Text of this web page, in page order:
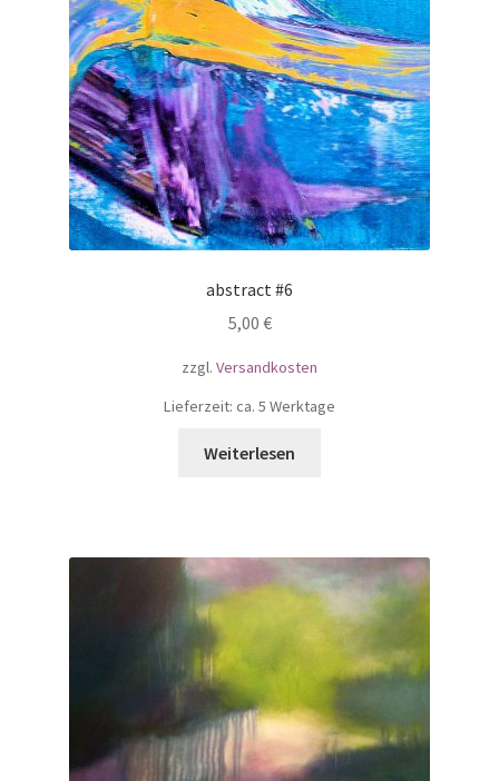
abstract #6
5,00 €
zzgl. Versandkosten
Lieferzeit: ca. 5 Werktage
Weiterlesen